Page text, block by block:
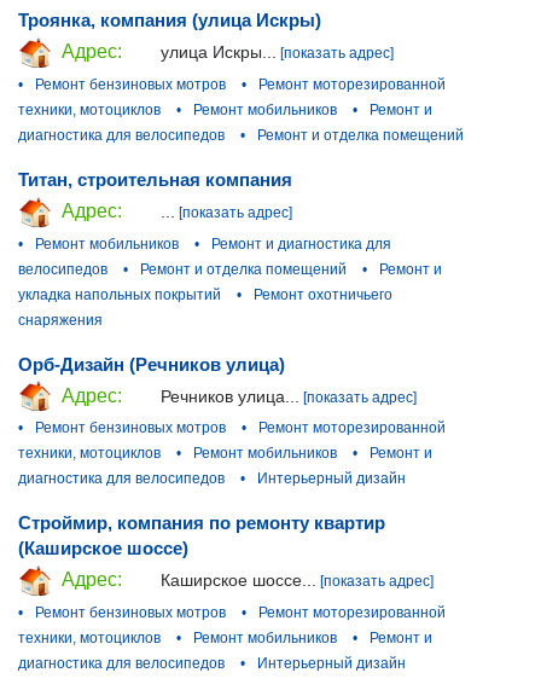
Троянка, компания (улица Искры)
Адрес:
улица Искры...
[показать адрес]
•
Ремонт бензиновых мотров •
Ремонт моторезированной
техники, мотоциклов
• Ремонт мобильников •
Ремонт и
диагностика для велосипедов
• Ремонт и отделка помещений
Титан, строительная компания
Адрес:
[показать адрес]
•
Ремонт мобильников •
Ремонт и диагностика для
велосипедов
• Ремонт и отделка помещений •
Ремонт и
укладка напольных покрытий
•
Ремонт охотничьего
снаряжения
Орб-Дизайн (Речников улица)
Адрес:
Речников улица...
[показать адрес]
•
Ремонт бензиновых мотров •
Ремонт моторезированной
техники, мотоциклов
• Ремонт мобильников •
Ремонт и
диагностика для велосипедов
• Интерьерный дизайн
Строймир, компания по ремонту квартир
(Каширское шоссе)
Адрес:
Каширское шоссе... [показать адрес]
•
Ремонт бензиновых мотров •
Ремонт моторезированной
техники, мотоциклов
• Ремонт мобильников •
Ремонт и
диагностика для велосипедов
• Интерьерный дизайн